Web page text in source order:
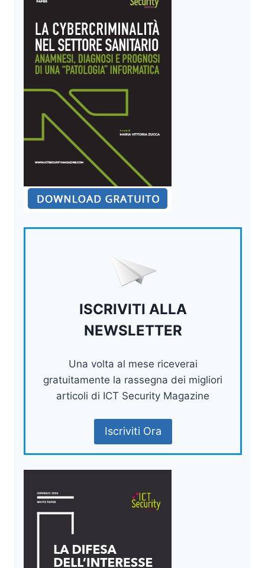
ISCRIVITI ALLA
NEWSLETTER
Una volta al mese riceverai
gratuitamente la rassegna dei migliori
articoli di ICT Security Magazine
Iscriviti Ora